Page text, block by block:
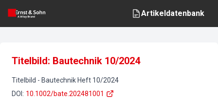
Artikeldatenbank
Titelbild: Bautechnik 10/2024
Titelbild - Bautechnik Heft 10/2024
DOI : 10.1002/bate.202481001